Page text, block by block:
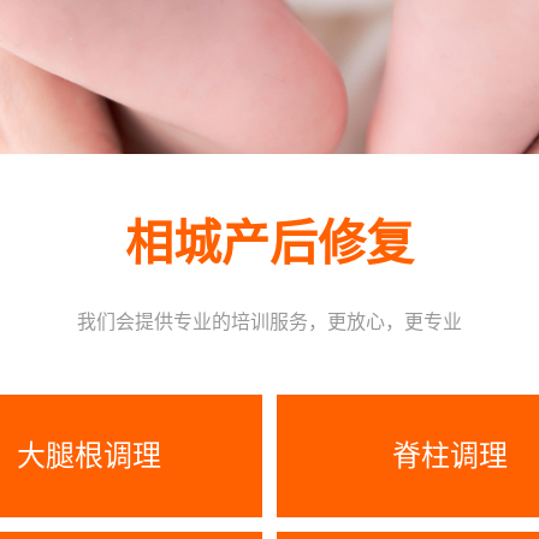
相城产后修复
我们会提供专业的培训服务，更放心，更专业
大腿根调理 脊柱调理